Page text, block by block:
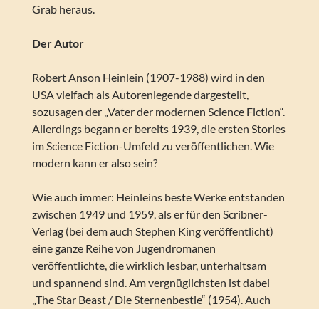
Grab heraus.
Der Autor
Robert Anson Heinlein (1907-1988) wird in den
USA vielfach als Autorenlegende dargestellt,
sozusagen der „Vater der modernen Science Fiction“.
Allerdings begann er bereits 1939, die ersten Stories
im Science Fiction-Umfeld zu veröffentlichen. Wie
modern kann er also sein?
Wie auch immer: Heinleins beste Werke entstanden
zwischen 1949 und 1959, als er für den Scribner-
Verlag (bei dem auch Stephen King veröffentlicht)
eine ganze Reihe von Jugendromanen
veröffentlichte, die wirklich lesbar, unterhaltsam
und spannend sind. Am vergnüglichsten ist dabei
„The Star Beast / Die Sternenbestie“ (1954). Auch